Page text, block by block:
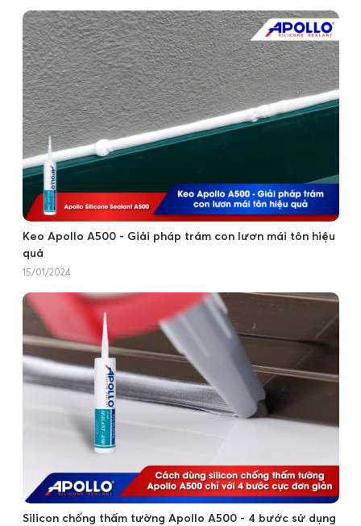
Keo Apollo A500 - Giải pháp trám con lươn mái tôn hiệu
quả
15/01/2024
Silicon chống thấm tường Apollo A500 - 4 bước sử dụng